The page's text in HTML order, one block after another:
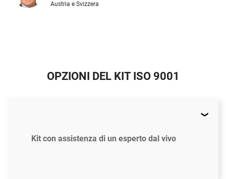
Austria e Svizzera
OPZIONI DEL KIT ISO 9001
Kit con assistenza di un esperto dal vivo